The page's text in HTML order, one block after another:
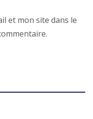
et mon site dans le